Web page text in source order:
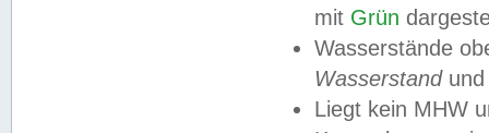
mit Grün
Wasserstände
Wasserstandund
Liegt kein MHW